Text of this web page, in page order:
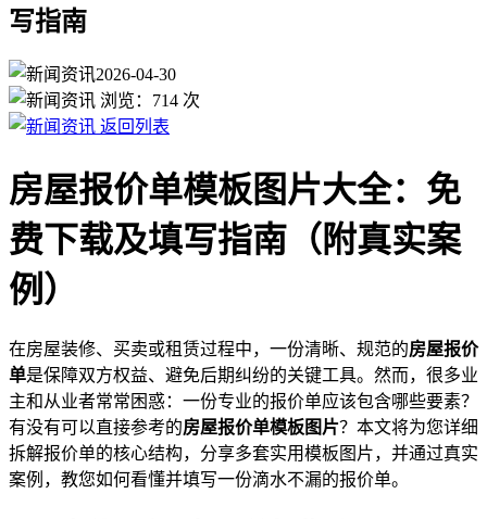
写指南
2026-04-30
浏览： 714 次
返回列表
房屋报价单模板图片大全：免
费下载及填写指南（附真实案
例）
在房屋装修、买卖或租赁过程中，一份清晰、规范的房屋报价
单是保障双方权益、避免后期纠纷的关键工具。然而，很多业
主和从业者常常困惑：一份专业的报价单应该包含哪些要素？
有没有可以直接参考的房屋报价单模板图片？本文将为您详细
拆解报价单的核心结构，分享多套实用模板图片，并通过真实
案例，教您如何看懂并填写一份滴水不漏的报价单。